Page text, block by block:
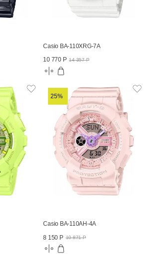
Casio BA-110XRG-7A
10 770 Р 14 357 Р
25%
Casio BA-110AH-4A
8 150 Р 10 871 Р